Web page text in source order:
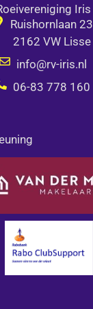
Iris
Ruishornlaan 23
2162 VW Lisse
info@rv-iris.nl
06-83 778 160